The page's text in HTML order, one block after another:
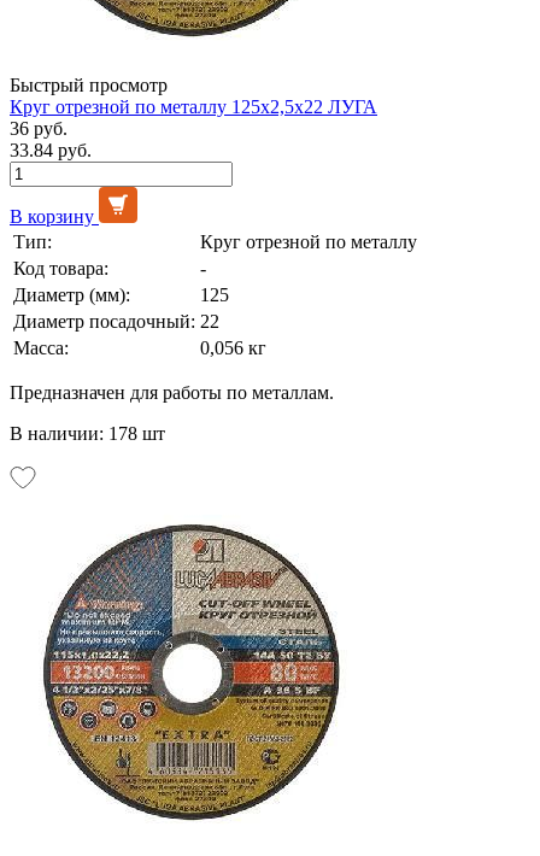
Быстрый просмотр
Круг отрезной по металлу 125х2,5х22 ЛУГА
36 руб.
33.84 руб.
В корзину
Тип:
Круг отрезной по металлу
Код товара:
-
Диаметр (мм):
125
Диаметр посадочный: 22
Масса:
0,056 кг
Предназначен для работы по металлам.
В наличии: 178 шт